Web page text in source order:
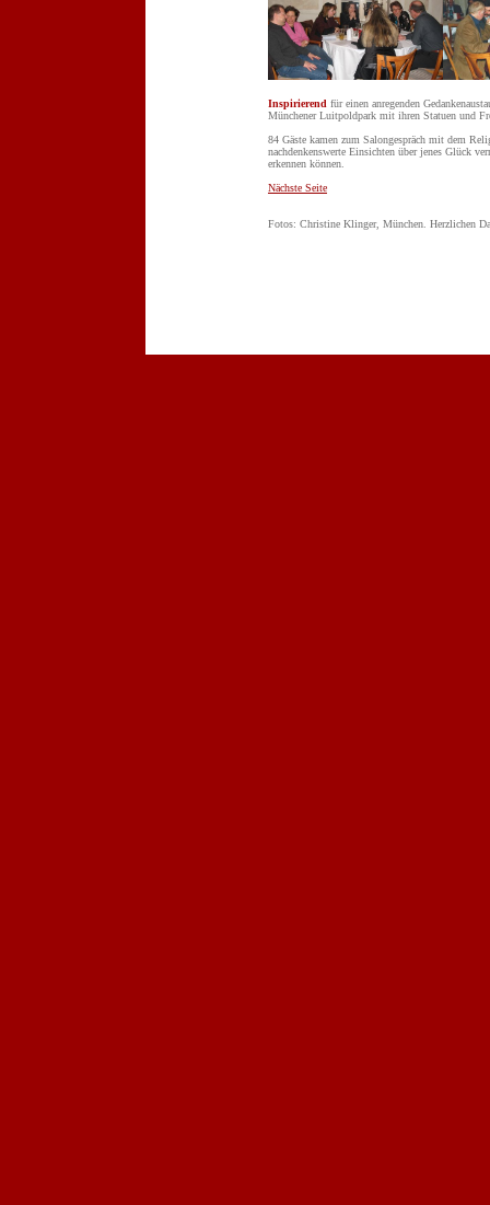
Inspirierend für einen anregenden
Münchener Luitpoldpark mit ihren Statuen und
84 Gäste kamen zum Salongespräch mit dem
nachdenkenswerte Einsichten über jenes Glück
erkennen können.
Nächste Seite
Fotos: Christine Klinger, München. Herzlichen